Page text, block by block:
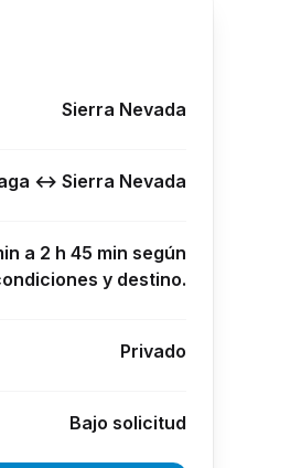
Sierra Nevada
↔ Sierra Nevada
a 2 h 45 min según
y destino.
Privado
Bajo solicitud